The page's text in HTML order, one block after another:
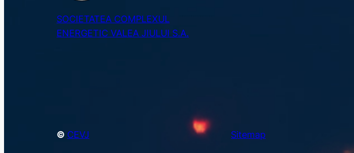
SOCIETATEA COMPLEXUL
ENERGETIC VALEA JIULUI S.A.
© CEVJ Sitemap